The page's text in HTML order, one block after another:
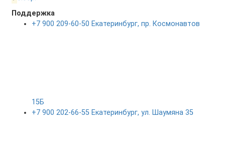
Поддержка
+7 900 209-60-50 Екатеринбург, пр. Космонавтов
15Б
+7 900 202-66-55 Екатеринбург, ул. Шаумяна 35